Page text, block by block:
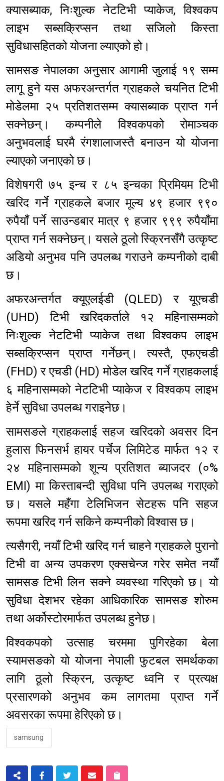
क्यासब्याक, निःशुल्क नेटटिभी प्याकेज, विश्वकप
लाइभ सब्सक्रिप्सन तथा सजिलो किस्ता
सुविधासहितको योजना ल्याएको हो।
सामसङ नेपालका अनुसार आगामी जुलाई १९ सम्म
लागू हुने यस अफरअन्तर्गत ग्राहकले चयनित टिभी
मोडेलमा २५ प्रतिशतसम्म क्यासब्याक प्राप्त गर्न
सक्नेछन्। कम्पनीले विश्वकपको रोमाञ्चक
अनुभवलाई घरमै रंगशालाजस्तै बनाउन यो योजना
ल्याएको जनाएको छ।
विशेषगरी ७५ इन्च र ८५ इन्चका प्रिमियम टिभी
खरिद गर्ने ग्राहकले बजार मूल्य ४९ हजार ९९०
रुपैयाँ पर्ने साउन्डबार मात्र ९ हजार ९९९ रुपैयाँमा
प्राप्त गर्न सक्नेछन्। यसले ठूलो स्क्रिनसँगै उत्कृष्ट
अडियो अनुभव पनि उपलब्ध गराउने कम्पनीको दाबी
छ।
अफरअन्तर्गत क्यूएलईडी (QLED) र यूएचडी
(UHD) टिभी खरिदकर्ताले १२ महिनासम्मको
निःशुल्क नेटटिभी प्याकेज तथा विश्वकप लाइभ
सब्सक्रिप्सन प्राप्त गर्नेछन्। त्यस्तै, एफएचडी
(FHD) र एचडी (HD) मोडेल खरिद गर्ने ग्राहकलाई
६ महिनासम्मको नेटटिभी प्याकेज र विश्वकप लाइभ
हेर्ने सुविधा उपलब्ध गराइनेछ।
सामसङले ग्राहकलाई सहज खरिदको अवसर दिन
हुलास फिनसर्भ हायर पर्चेज लिमिटेड मार्फत १२ र
२४ महिनासम्मको शून्य प्रतिशत ब्याजदर (०%
EMI) मा किस्ताबन्दी सुविधा पनि उपलब्ध गराएको
छ। यसले महँगा टेलिभिजन सेटहरू पनि सहज
रूपमा खरिद गर्न सकिने कम्पनीको विश्वास छ।
त्यसैगरी, नयाँ टिभी खरिद गर्न चाहने ग्राहकले पुरानो
टिभी वा अन्य उपकरण एक्सचेन्ज गरेर समेत नयाँ
सामसङ टिभी लिन सक्ने व्यवस्था गरिएको छ। यो
सुविधा देशभर रहेका आधिकारिक सामसङ शोरुम
तथा अर्कोस्टोरमार्फत उपलब्ध हुनेछ।
विश्वकपको उत्साह चरममा पुगिरहेका बेला
स्यामसङको यो योजना नेपाली फुटबल समर्थकका
लागि ठूलो स्क्रिन, उत्कृष्ट ध्वनि र प्रत्यक्ष
प्रसारणको अनुभव कम लागतमा प्राप्त गर्ने
अवसरका रूपमा हेरिएको छ।
samsung